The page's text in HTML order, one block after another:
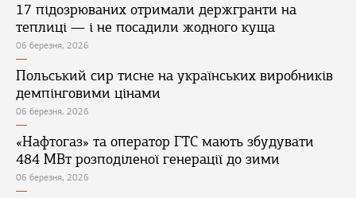
17 підозрюваних отримали держгранти на
теплиці — і не посадили жодного куща
06 березня, 2026
Польський сир тисне на українських виробників
демпінговими цінами
06 березня, 2026
«Нафтогаз» та оператор ГТС мають збудувати
484 МВт розподіленої генерації до зими
06 березня, 2026